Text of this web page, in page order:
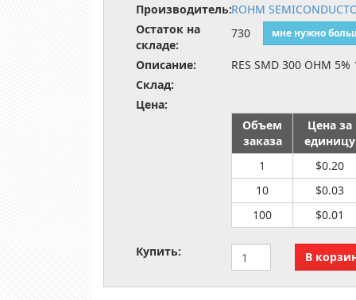
Производитель:ROHM
Остаток на
складе:
730 мне нужно
Описание:
RES SMD 300 OHM
Склад:
Цена:
Объем
заказа
Цена за
единицу
1
$0.20
10
$0.03
100
$0.01
Купить: